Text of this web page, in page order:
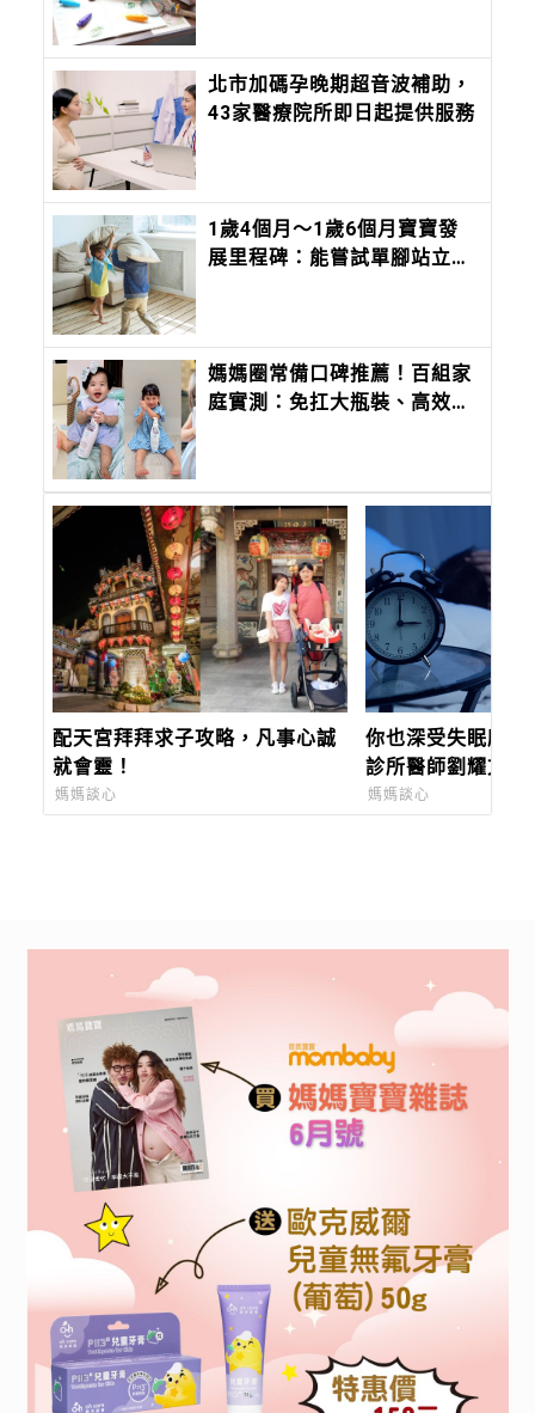
北市加碼孕晚期超音波補助，
43家醫療院所即日起提供服務
1歲4個月～1歲6個月寶寶發
展里程碑：能嘗試單腳站立、
媽媽圈常備口碑推薦！百組家
庭實測：免扛大瓶裝、高效率
配天宮拜拜求子攻略，凡事心誠
就會靈！
媽媽談心
你也深受失眠所苦
診所醫師劉耀文分
從日常建立與睡眠
媽媽談心